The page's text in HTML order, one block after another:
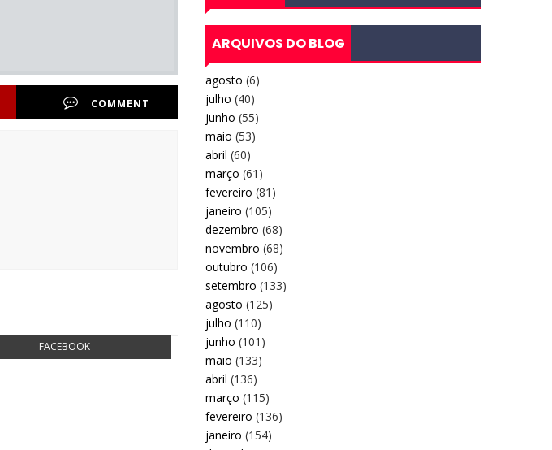
COMMENT
FACEBOOK
ARQUIVOS DO BLOG
agosto (6)
julho (40)
junho (55)
maio (53)
abril (60)
março (61)
fevereiro (81)
janeiro (105)
dezembro (68)
novembro (68)
outubro (106)
setembro (133)
agosto (125)
julho (110)
junho (101)
maio (133)
abril (136)
março (115)
fevereiro (136)
janeiro (154)